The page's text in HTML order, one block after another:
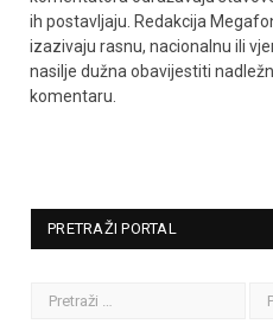
ih postavljaju. Redakcija
izazivaju rasnu, nacionalnu ili
nasilje dužna obavijestiti
komentaru.
PRETRAŽI PORTAL